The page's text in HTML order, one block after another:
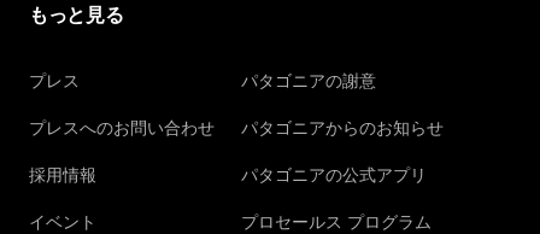
もっと見る
プレス
プレスへのお問い合わせ
採用情報
イベント
パタゴニアの謝意
パタゴニアからのお知らせ
パタゴニアの公式アプリ
プロセールス プログラム